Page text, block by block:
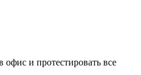
и протестировать все